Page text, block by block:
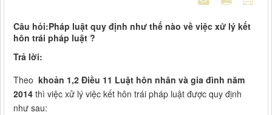
Câu hỏi:Pháp luật quy định như thế nào về việc xử lý kết
hôn trái pháp luật ?
Trả lời:
Theo khoản 1,2 Điều 11 Luật hôn nhân và gia đình năm
2014 thì việc xử lý việc kết hôn trái pháp luật được quy định
như sau: